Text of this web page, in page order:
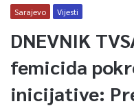
Sarajevo Vijesti
DNEVNIK
femicida
inicijative: